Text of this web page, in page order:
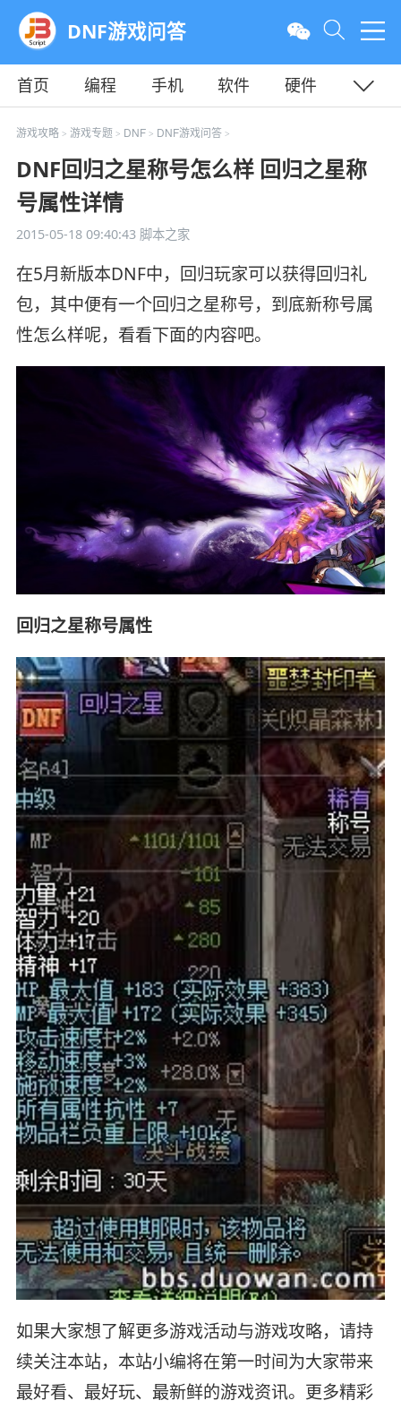
DNF游戏问答
首页 编程 手机 软件
硬件
教程
平面 服务器
游戏攻略> 游戏专题 > DNF> DNF游戏问答>
DNF回归之星称号怎么样 回归之星称
号属性详情
2015-05-18 09:40:43脚本之家
在5月新版本DNF中，回归玩家可以获得回归礼
包，其中便有一个回归之星称号，到底新称号属
性怎么样呢，看看下面的内容吧。
回归之星称号属性
如果大家想了解更多游戏活动与游戏攻略，请持
续关注本站，本站小编将在第一时间为大家带来
最好看、最好玩、最新鲜的游戏资讯。更多精彩